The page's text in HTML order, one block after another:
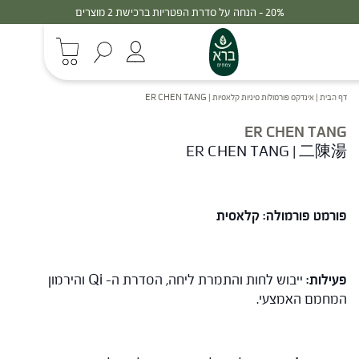
20% - הנחה על סדרת הפטריות ברכישת 2 מוצרים
דף הבית | אינדקס פורמולות סיניות קלאסיות |
ER CHEN TANG
ER CHEN TANG
ER CHEN TANG | 二陳湯
פורמט פורמולה: קלאסית
פעילות:
ייבוש לחות והתמרת ליחה, הסדרת ה- Qi והירמון
המחמם האמצעי.